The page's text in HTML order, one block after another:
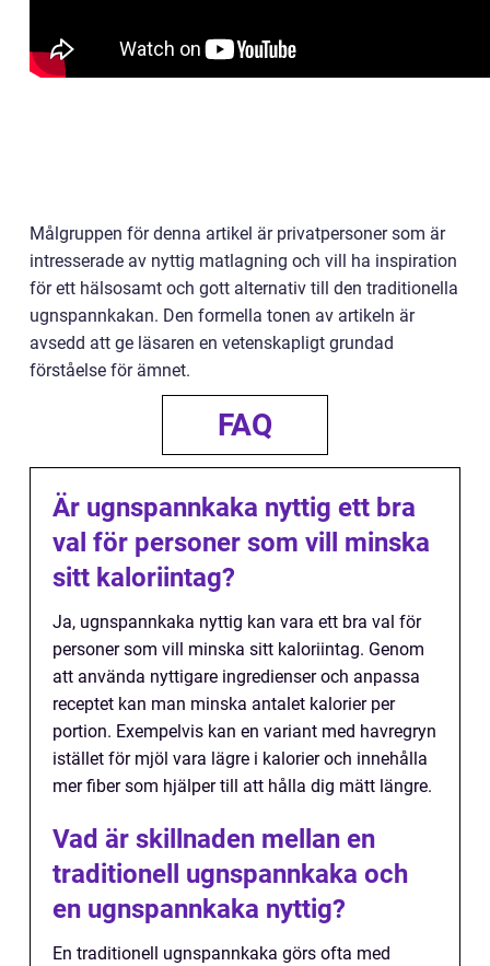
Målgruppen för denna artikel är privatpersoner som är
intresserade av nyttig matlagning och vill ha inspiration
för ett hälsosamt och gott alternativ till den traditionella
ugnspannkakan. Den formella tonen av artikeln är
avsedd att ge läsaren en vetenskapligt grundad
förståelse för ämnet.
FAQ
Är ugnspannkaka nyttig ett bra
val för personer som vill minska
sitt kaloriintag?
Ja, ugnspannkaka nyttig kan vara ett bra val för
personer som vill minska sitt kaloriintag. Genom
att använda nyttigare ingredienser och anpassa
receptet kan man minska antalet kalorier per
portion. Exempelvis kan en variant med havregryn
istället för mjöl vara lägre i kalorier och innehålla
mer fiber som hjälper till att hålla dig mätt längre.
Vad är skillnaden mellan en
traditionell ugnspannkaka och
en ugnspannkaka nyttig?
En traditionell ugnspannkaka görs ofta med